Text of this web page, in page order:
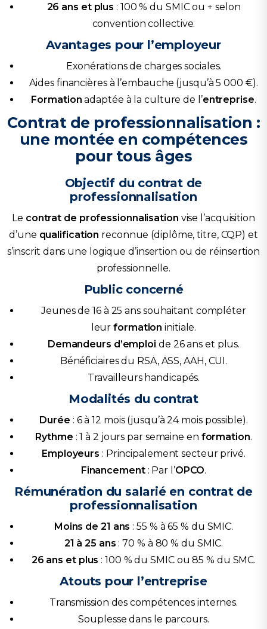
26 ans et plus : 100 % du SMIC ou + selon
convention collective.
Avantages pour l’employeur
Exonérations de charges sociales.
Aides financières à l’embauche (jusqu’à 5 000 €).
Formation adaptée à la culture de l’entreprise.
Contrat de professionnalisation :
une montée en compétences
pour tous âges
Objectif du contrat de
professionnalisation
Le contrat de professionnalisation vise l’acquisition
d’une qualification reconnue (diplôme, titre, CQP) et
s’inscrit dans une logique d’insertion ou de réinsertion
professionnelle.
Public concerné
Jeunes de 16 à 25 ans souhaitant compléter
leurformation initiale.
Demandeurs d’emploi de 26 ans et plus.
Bénéficiaires du RSA, ASS, AAH, CUI.
Travailleurs handicapés.
Modalités du contrat
Durée : 6 à 12 mois (jusqu’à 24 mois possible).
Rythme : 1 à 2 jours par semaine en formation.
Employeurs : Principalement secteur privé.
Financement: Par l’OPCO.
Rémunération du salarié en contrat de
professionnalisation
Moins de 21 ans : 55 % à 65 % du SMIC.
21 à 25 ans : 70 % à 80 % du SMIC.
26 ans et plus : 100 % du SMIC ou 85 % du SMC.
Atouts pour l’entreprise
Transmission des compétences internes.
Souplesse dans le parcours.